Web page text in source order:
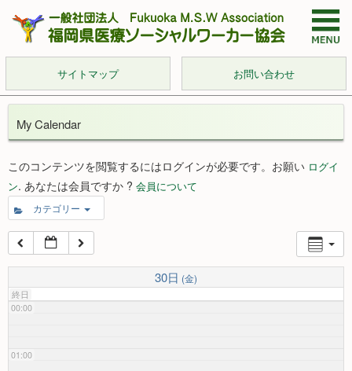
サイトマップ お問い合わせ
My Calendar
このコンテンツを閲覧するにはログインが必要です。お願い ログイ
ン. あなたは会員ですか ? 会員について
カテゴリー
30日 (金)
終日
00:00
01:00